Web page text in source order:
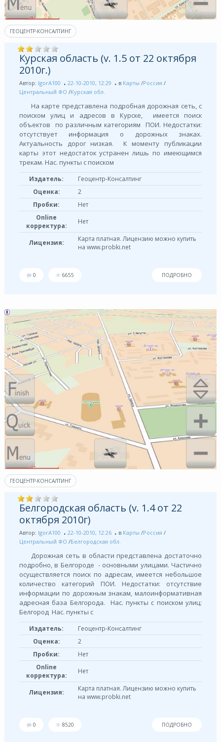
ГЕОЦЕНТР-КОНСАЛТИНГ
Курская область (v. 1.5 от 22 октября
2010г.)
Автор: IgorA100 22-10-2010, 12:29 в Карты /Россия /
Центральный ФО /Курская обл.
На карте представлена подробная дорожная сеть, с
поиском улиц и адресов в Курске, имеется поиск
объектов по различным категориям ПОИ. Недостатки:
отсутствует информация о дорожных знаках.
Актуальность дорог низкая. К моменту публикации
карты этот недостаток устранен лишь по имеющимся
трекам. Нас. пункты с поиском
Издатель:
Геоцентр-Консалтинг
Оценка:
2
Пробки:
Нет
Online
корректура:
Нет
Лицензия:
Карта платная. Лицензию можно купить
на www.probki.net
0 6655 ПОДРОБНО
ГЕОЦЕНТР-КОНСАЛТИНГ
Белгородская область (v. 1.4 от 22
октября 2010г)
Автор: IgorA100 22-10-2010, 12:26 в Карты /Россия /
Центральный ФО /Белгородская обл.
Дорожная сеть в области представлена достаточно
подробно, в Белгороде - основными улицами. Частично
осуществляется поиск по адресам, имеется небольшое
количество категорий ПОИ. Недостатки: отсутствие
информации по дорожным знакам, малоинформативная
адресная база Белгорода. Нас. пункты с поиском улиц:
Белгород Нас. пункты с
Издатель:
Геоцентр-Консалтинг
Оценка:
2
Пробки:
Нет
Online
корректура:
Нет
Лицензия:
Карта платная. Лицензию можно купить
на www.probki.net
0 8520 ПОДРОБНО